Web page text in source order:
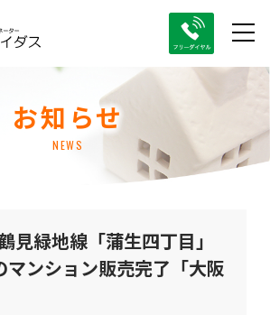
お知らせ
NEWS
見緑地線「蒲生四丁目」
マンション販売完了「大阪